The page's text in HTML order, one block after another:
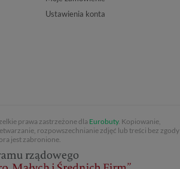
Ustawienia konta
prawa zastrzeżone dla Eurobuty. Kopiowanie,
rozpowszechnianie zdjęć lub treści bez zgody
jest zabronione.